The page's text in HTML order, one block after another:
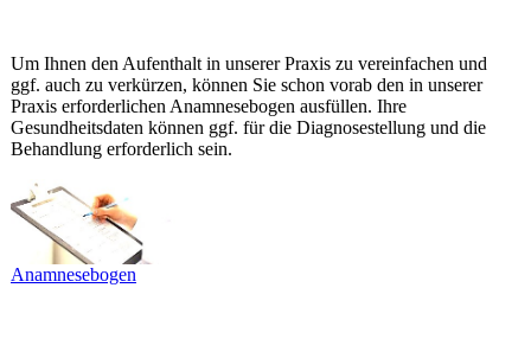
Um Ihnen den Aufenthalt in unserer Praxis zu vereinfachen und
ggf. auch zu verkürzen, können Sie schon vorab den in unserer
Praxis erforderlichen Anamnesebogen ausfüllen. Ihre
Gesundheitsdaten können ggf. für die Diagnosestellung und die
Behandlung erforderlich sein.
Anamnesebogen